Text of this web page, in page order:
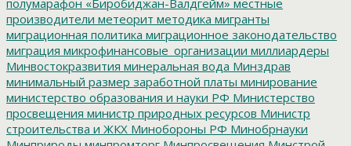
производители метеорит методика мигранты
миграционная политика миграционное законодательство
миграция микрофинансовые_организации миллиардеры
Минвостокразвития минеральная вода Минздрав
минимальный размер заработной платы минирование
министерство образования и науки РФ Министерство
просвещения министр природных ресурсов Министр
строительства и ЖКХ Минобороны РФ Минобрнауки